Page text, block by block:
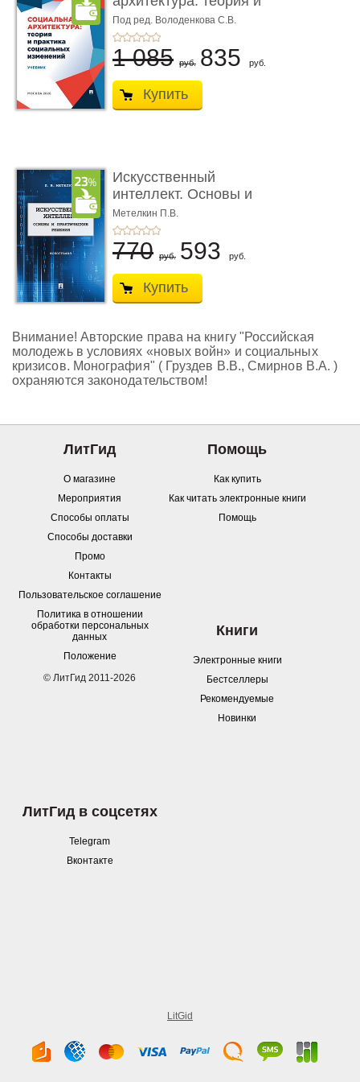
практика соц� ...
Под ред. Володенкова С.В.
1 085 руб. 835 руб.
Купить
Искусственный
интеллект. Основы и
практически ...
Метелкин П.В.
770 руб. 593 руб.
Купить
Внимание! Авторские права на книгу "Российская
молодежь в условиях «новых войн» и социальных
кризисов. Монография" ( Груздев В.В., Смирнов В.А. )
охраняются законодательством!
ЛитГид
О магазине
Мероприятия
Способы оплаты
Способы доставки
Промо
Контакты
Пользовательское соглашение
Политика в отношении
обработки персональных
данных
Положение
© ЛитГид 2011-2026
Помощь
Как купить
Как читать электронные книги
Помощь
Книги
Электронные книги
Бестселлеры
Рекомендуемые
Новинки
ЛитГид в соцсетях
Telegram
Вконтакте
LitGid